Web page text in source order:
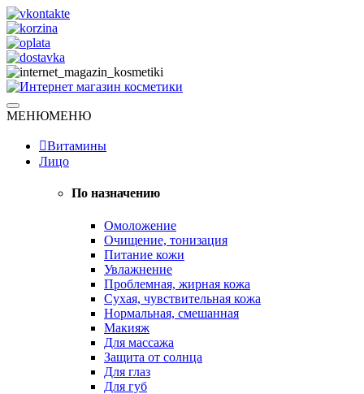
Skip
to
content
Интернет магазин косметики
Натуральная косметика
МЕНЮМЕНЮ
Витамины
Лицо
По назначению
Омоложение
Очищение, тонизация
Питание кожи
Увлажнение
Проблемная, жирная кожа
Сухая, чувствительная кожа
Нормальная, смешанная
Макияж
Для массажа
Защита от солнца
Для глаз
Для губ